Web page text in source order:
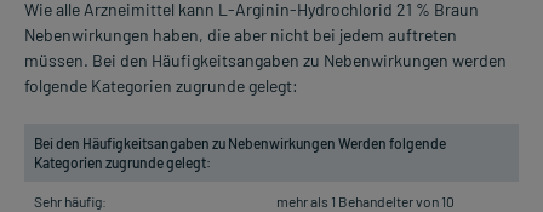
Wie alle Arzneimittel kann L-Arginin-Hydrochlorid 21 % Braun
Nebenwirkungen haben, die aber nicht bei jedem auftreten
müssen. Bei den Häufigkeitsangaben zu Nebenwirkungen werden
folgende Kategorien zugrunde gelegt:
Bei den Häufigkeitsangaben zu Nebenwirkungen Werden folgende
Kategorien zugrunde gelegt:
Sehr häufig: mehr als 1 Behandelter von 10